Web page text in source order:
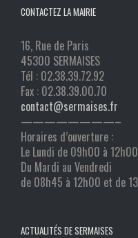
CONTACTEZ LA MAIRIE
16, Rue de Paris
45300 SERMAISES
Tél : 02.38.39.72.92
Fax : 02.38.39.00.70
contact@sermaises.fr
————————–
Horaires d’ouverture :
Le Lundi de 09h00 à 12h00
Du Mardi au Vendredi
de 08h45 à 12h00 et de
ACTUALITÉS DE SERMAISES